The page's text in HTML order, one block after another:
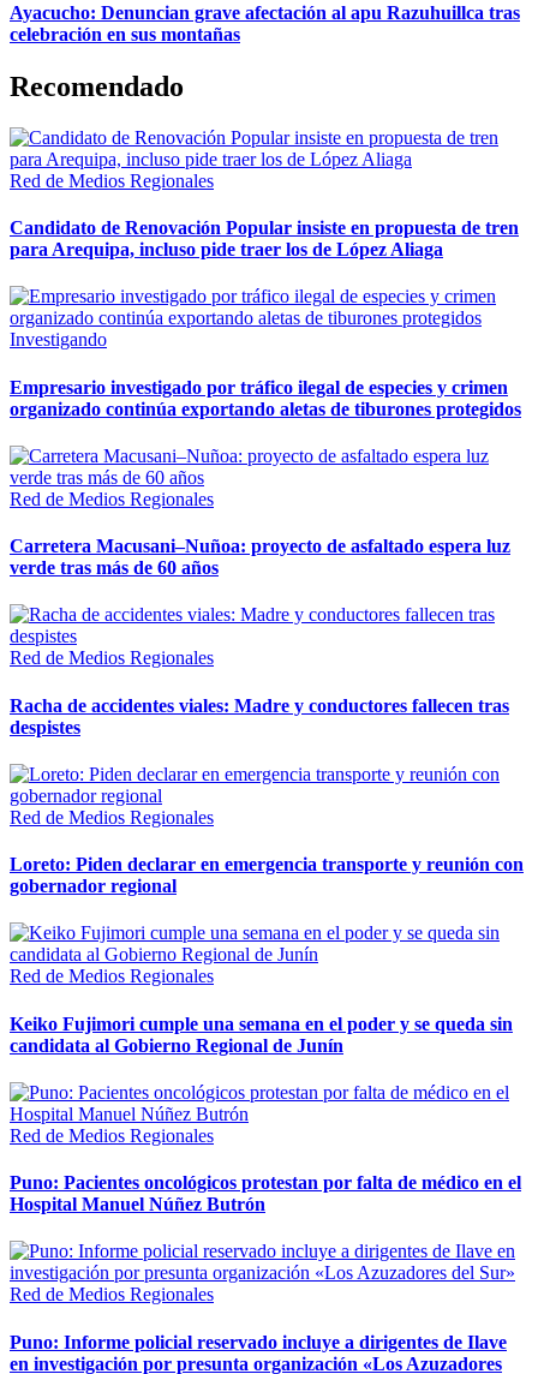
Ayacucho: Denuncian grave afectación al apu Razuhuillca tras
celebración en sus montañas
Recomendado
Red de Medios Regionales
Candidato de Renovación Popular insiste en propuesta de tren
para Arequipa, incluso pide traer los de López Aliaga
Investigando
Empresario investigado por tráfico ilegal de especies y crimen
organizado continúa exportando aletas de tiburones protegidos
Red de Medios Regionales
Carretera Macusani–Nuñoa: proyecto de asfaltado espera luz
verde tras más de 60 años
Red de Medios Regionales
Racha de accidentes viales: Madre y conductores fallecen tras
despistes
Red de Medios Regionales
Loreto: Piden declarar en emergencia transporte y reunión con
gobernador regional
Red de Medios Regionales
Keiko Fujimori cumple una semana en el poder y se queda sin
candidata al Gobierno Regional de Junín
Red de Medios Regionales
Puno: Pacientes oncológicos protestan por falta de médico en el
Hospital Manuel Núñez Butrón
Red de Medios Regionales
Puno: Informe policial reservado incluye a dirigentes de Ilave
en investigación por presunta organización «Los Azuzadores